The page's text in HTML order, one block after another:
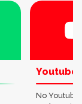
Youtube
No